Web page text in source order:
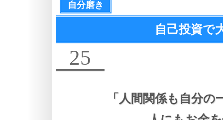
自分磨き
自己投資で
25
「人間関係も自分